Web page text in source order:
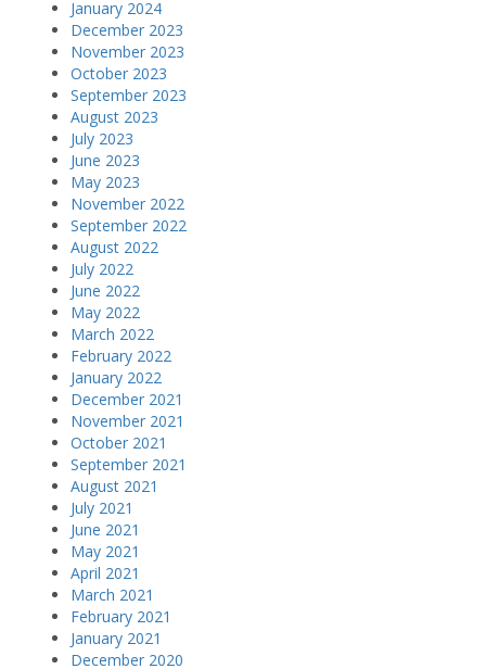
January 2024
December 2023
November 2023
October 2023
September 2023
August 2023
July 2023
June 2023
May 2023
November 2022
September 2022
August 2022
July 2022
June 2022
May 2022
March 2022
February 2022
January 2022
December 2021
November 2021
October 2021
September 2021
August 2021
July 2021
June 2021
May 2021
April 2021
March 2021
February 2021
January 2021
December 2020